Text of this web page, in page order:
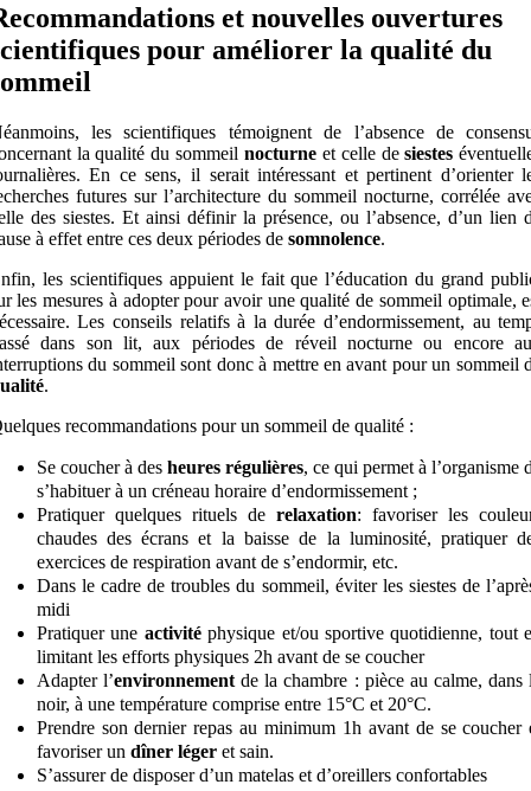
et nouvelles ouvertures
pour améliorer la qualité du
les scientifiques témoignent de l’absence de
la qualité du sommeil nocturne et celle desiestes
En ce sens, il serait intéressant et pertinent d’orienter
futures sur l’architecture du sommeil nocturne, corrélée
des siestes. Et ainsi définir la présence, ou l’absence, d’un lien
à effet entre ces deux périodes de somnolence.
les scientifiques appuient le fait que l’éducation du grand
les mesures à adopter pour avoir une qualité de sommeil optimale,
Les conseils relatifs à la durée d’endormissement, au
dans son lit, aux périodes de réveil nocturne ou encore
du sommeil sont donc à mettre en avant pour un sommeil
.
recommandations pour un sommeil de qualité :
Se coucher à des heures régulières, ce qui permet à l’organisme
s’habituer à un créneau horaire d’endormissement ;
Pratiquer quelques rituels derelaxation: favoriser les
chaudes des écrans et la baisse de la luminosité, pratiquer
exercices de respiration avant de s’endormir, etc.
Dans le cadre de troubles du sommeil, éviter les siestes de
midi
Pratiquer une activitéphysique et/ou sportive quotidienne, tout
limitant les efforts physiques 2h avant de se coucher
Adapter l’environnementde la chambre : pièce au calme, dans
noir, à une température comprise entre 15°C et 20°C.
Prendre son dernier repas au minimum 1h avant de se coucher
favoriser un dîner légeret sain.
S’assurer de disposer d’un matelas et d’oreillers confortables